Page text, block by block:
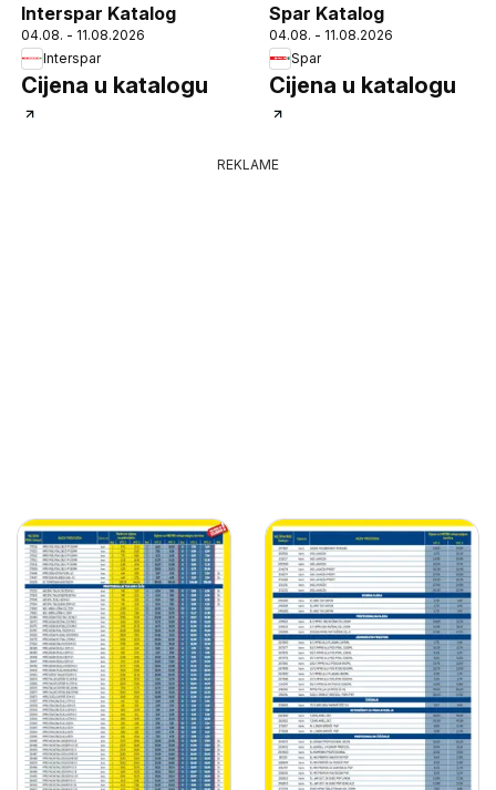
Interspar Katalog
04.08. - 11.08.2026
Interspar
Cijena u katalogu
Spar Katalog
04.08. - 11.08.2026
Spar
Cijena u katalogu
REKLAME